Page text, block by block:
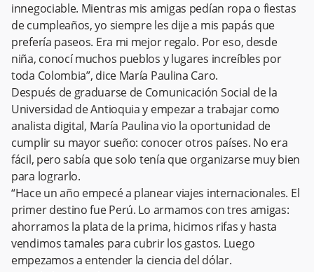
innegociable. Mientras mis amigas pedían ropa o fiestas
de cumpleaños, yo siempre les dije a mis papás que
prefería paseos. Era mi mejor regalo. Por eso, desde
niña, conocí muchos pueblos y lugares increíbles por
toda Colombia”, dice María Paulina Caro.
Después de graduarse de Comunicación Social de la
Universidad de Antioquia y empezar a trabajar como
analista digital, María Paulina vio la oportunidad de
cumplir su mayor sueño: conocer otros países. No era
fácil, pero sabía que solo tenía que organizarse muy bien
para lograrlo.
“Hace un año empecé a planear viajes internacionales. El
primer destino fue Perú. Lo armamos con tres amigas:
ahorramos la plata de la prima, hicimos rifas y hasta
vendimos tamales para cubrir los gastos. Luego
empezamos a entender la ciencia del dólar.